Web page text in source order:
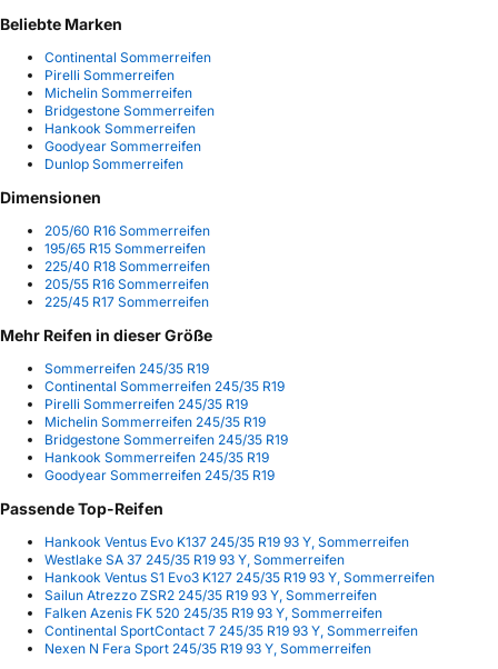
Beliebte Marken
Continental Sommerreifen
Pirelli Sommerreifen
Michelin Sommerreifen
Bridgestone Sommerreifen
Hankook Sommerreifen
Goodyear Sommerreifen
Dunlop Sommerreifen
Dimensionen
205/60 R16 Sommerreifen
195/65 R15 Sommerreifen
225/40 R18 Sommerreifen
205/55 R16 Sommerreifen
225/45 R17 Sommerreifen
Mehr Reifen in dieser Größe
Sommerreifen 245/35 R19
Continental Sommerreifen 245/35 R19
Pirelli Sommerreifen 245/35 R19
Michelin Sommerreifen 245/35 R19
Bridgestone Sommerreifen 245/35 R19
Hankook Sommerreifen 245/35 R19
Goodyear Sommerreifen 245/35 R19
Passende Top-Reifen
Hankook Ventus Evo K137 245/35 R19 93 Y, Sommerreifen
Westlake SA 37 245/35 R19 93 Y, Sommerreifen
Hankook Ventus S1 Evo3 K127 245/35 R19 93 Y, Sommerreifen
Sailun Atrezzo ZSR2 245/35 R19 93 Y, Sommerreifen
Falken Azenis FK 520 245/35 R19 93 Y, Sommerreifen
Continental SportContact 7 245/35 R19 93 Y, Sommerreifen
Nexen N Fera Sport 245/35 R19 93 Y, Sommerreifen